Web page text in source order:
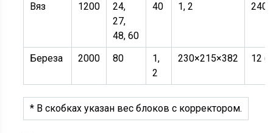
Вяз 1200
24,
27,
48, 60
40 1, 2
Береза 2000 80
1,
2
230×215×382 12
* В скобках указан вес блоков с корректором.